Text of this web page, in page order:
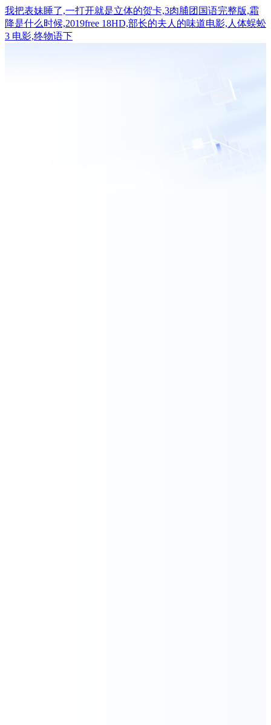
我把表妹睡了,一打开就是立体的贺卡,3肉脯团国语完整版,霜
降是什么时候,2019free 18HD,部长的夫人的味道电影,人体蜈蚣
3 电影,终物语下